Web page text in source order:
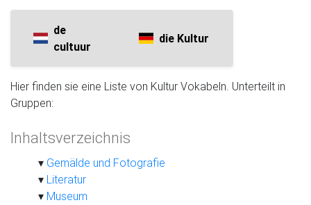
de
cultuur
die Kultur
Hier finden sie eine Liste von Kultur Vokabeln. Unterteilt in
Gruppen:
Inhaltsverzeichnis
Gemälde und Fotografie
Literatur
Museum